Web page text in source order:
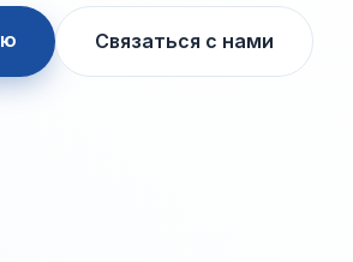
Связаться с нами